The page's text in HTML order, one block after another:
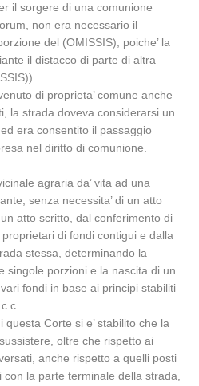
il sorgere di una comunione
non era necessario il
del (OMISSIS), poiche’ la
il distacco di parte di altra
di proprieta’ comune anche
la strada doveva considerarsi un
era consentito il passaggio
nel diritto di comunione.
agraria da’ vita ad una
senza necessita’ di un atto
atto scritto, dal conferimento di
di fondi contigui e dalla
stessa, determinando la
singole porzioni e la nascita di un
fondi in base ai principi stabiliti
Corte si e’ stabilito che la
oltre che rispetto ai
anche rispetto a quelli posti
la parte terminale della strada,